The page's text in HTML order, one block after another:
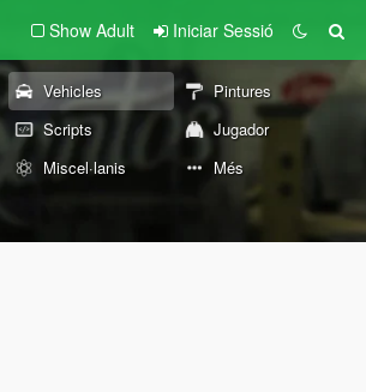
Show Adult Iniciar Sessió
Vehicles
Pintures
Scripts
Jugador
Miscel·lanis Més